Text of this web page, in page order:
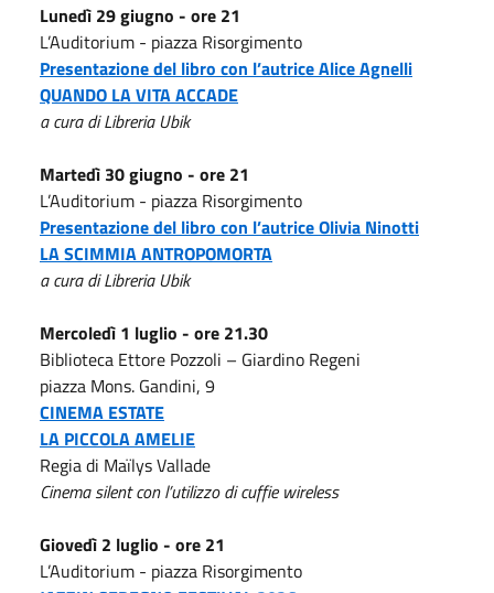
Lunedì 29 giugno - ore 21
L’Auditorium - piazza Risorgimento
Presentazione del libro con l’autrice Alice Agnelli
QUANDO LA VITA ACCADE
a cura di Libreria Ubik
Martedì 30 giugno - ore 21
L’Auditorium - piazza Risorgimento
Presentazione del libro con l’autrice Olivia Ninotti
LA SCIMMIA ANTROPOMORTA
a cura di Libreria Ubik
Mercoledì 1 luglio - ore 21.30
Biblioteca Ettore Pozzoli – Giardino Regeni
piazza Mons. Gandini, 9
CINEMA ESTATE
LA PICCOLA AMELIE
Regia di Maïlys Vallade
Cinema silent con l’utilizzo di cuffie wireless
Giovedì 2 luglio - ore 21
L’Auditorium - piazza Risorgimento